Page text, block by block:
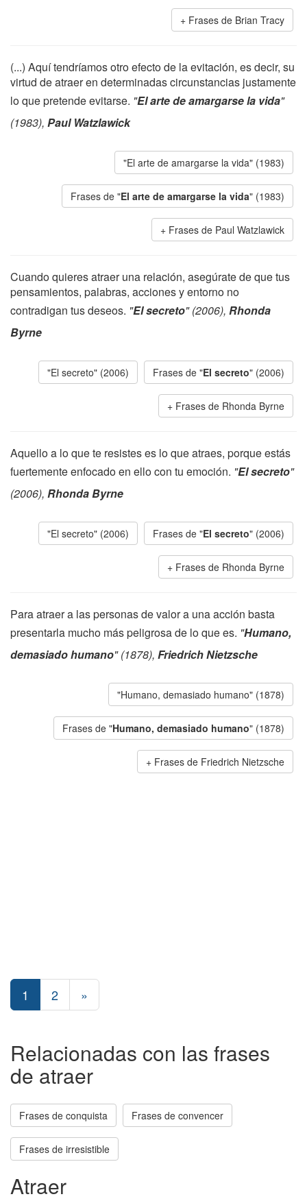
Frases de Brian Tracy
(...) Aquí tendríamos otro efecto de la evitación, es decir, su
virtud de atraer en determinadas circunstancias justamente
lo que pretende evitarse. "El arte de amargarse la vida"
(1983), Paul Watzlawick
"El arte de amargarse la vida" (1983)
Frases de "El arte de amargarse la vida" (1983)
Frases de Paul Watzlawick
Cuando quieres atraer una relación, asegúrate de que tus
pensamientos, palabras, acciones y entorno no
contradigan tus deseos. "El secreto" (2006), Rhonda
Byrne
"El secreto" (2006) Frases de "El secreto" (2006)
Frases de Rhonda Byrne
Aquello a lo que te resistes es lo que atraes, porque estás
fuertemente enfocado en ello con tu emoción. "El secreto"
(2006), Rhonda Byrne
"El secreto" (2006) Frases de "El secreto" (2006)
Frases de Rhonda Byrne
Para atraer a las personas de valor a una acción basta
presentarla mucho más peligrosa de lo que es. "Humano,
demasiado humano" (1878), Friedrich Nietzsche
"Humano, demasiado humano" (1878)
Frases de "Humano, demasiado humano" (1878)
Frases de Friedrich Nietzsche
1 2 »
Relacionadas con las frases
de atraer
Frases de conquista Frases de convencer
Frases de irresistible
Atraer